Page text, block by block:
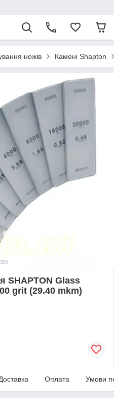
ножів Камені Shapton
SHAPTON Glass
grit (29.40 mkm)
Оплата Умови